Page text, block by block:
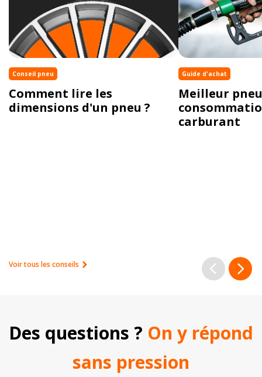
Conseil pneu
Comment lire les
dimensions d'un pneu ?
Guide d'achat
Meilleur
carburant
Voir tous les conseils
Des questions ? On y répond
sans pression